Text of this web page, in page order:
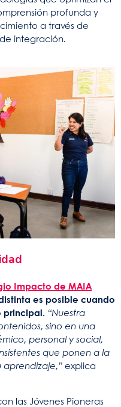
profunda y
a través de
integración.
Impacto de MAIA
es posible cuando
principal. “Nuestra
sino en una
personal y social,
que ponen a la
aprendizaje,” explica
las Jóvenes Pioneras